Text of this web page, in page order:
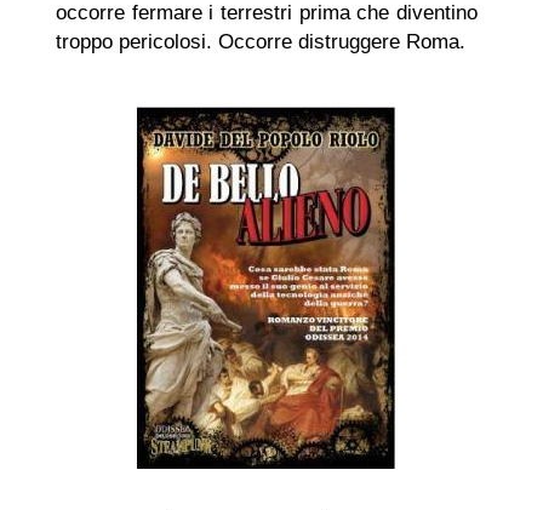
occorre fermare i terrestri prima che diventino
troppo pericolosi. Occorre distruggere Roma.